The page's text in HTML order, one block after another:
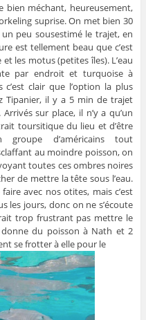
bien méchant, heureusement,
suprise. On met bien 30
peu sousestimé le trajet, en
est tellement beau que c’est
les motus (petites îles). L’eau
par endroit et turquoise à
clair que l’option la plus
Tipanier, il y a 5 min de trajet
sur place, il n’y a qu’un
toursitique du lieu et d’être
d’américains tout
au moindre poisson, on
toutes ces ombres noires
de mettre la tête sous l’eau.
avec nos otites, mais c’est
les jours, donc on ne s’écoute
trop frustrant pas mettre le
du poisson à Nath et 2
se frotter à elle pour le